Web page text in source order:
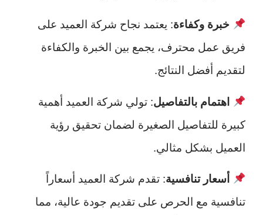
خبرة وكفاءة: يعتمد نجاح شركة العميد على
فريق عمل محترف، يجمع بين الخبرة والكفاءة
لتقديم أفضل النتائج.
اهتمام بالتفاصيل: تولي شركة العميد أهمية
كبيرة للتفاصيل الصغيرة لضمان تحقيق رؤية
العميل بشكل مثالي.
أسعار تنافسية: تقدم شركة العميد أسعاراً
تنافسية مع الحرص على تقديم جودة عالية، مما